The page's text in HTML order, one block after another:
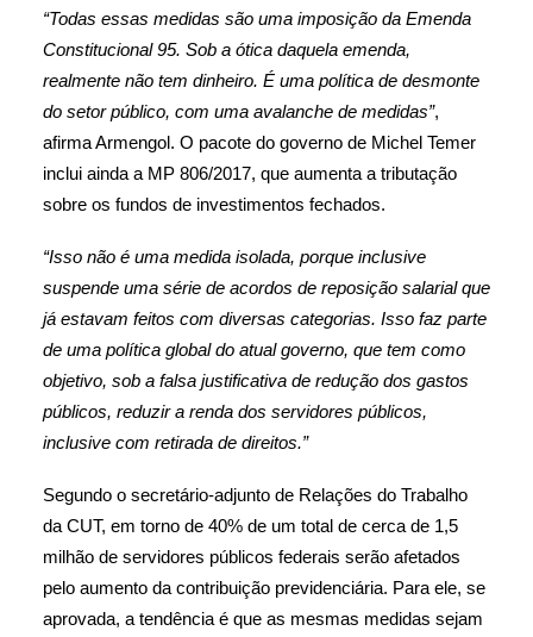
“Todas essas medidas são uma imposição da Emenda
Constitucional 95. Sob a ótica daquela emenda,
realmente não tem dinheiro. É uma política de desmonte
do setor público, com uma avalanche de medidas”,
afirma Armengol. O pacote do governo de Michel Temer
inclui ainda a MP 806/2017, que aumenta a tributação
sobre os fundos de investimentos fechados.
“Isso não é uma medida isolada, porque inclusive
suspende uma série de acordos de reposição salarial que
já estavam feitos com diversas categorias. Isso faz parte
de uma política global do atual governo, que tem como
objetivo, sob a falsa justificativa de redução dos gastos
públicos, reduzir a renda dos servidores públicos,
inclusive com retirada de direitos.”
Segundo o secretário-adjunto de Relações do Trabalho
da CUT, em torno de 40% de um total de cerca de 1,5
milhão de servidores públicos federais serão afetados
pelo aumento da contribuição previdenciária. Para ele, se
aprovada, a tendência é que as mesmas medidas sejam